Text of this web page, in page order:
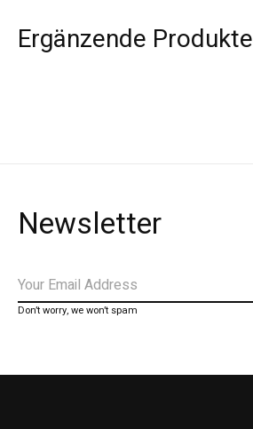
Ergänzende Produkte
Newsletter
Don’t worry, we won’t spam